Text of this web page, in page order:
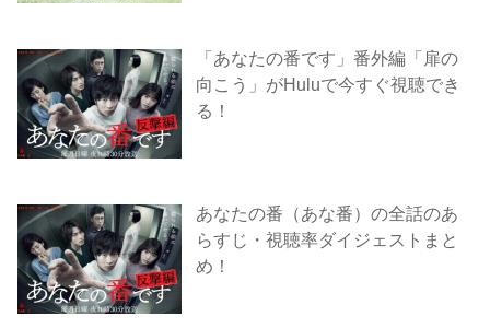
「あなたの番です」番外編「扉の
向こう」がHuluで今すぐ視聴でき
る！
あなたの番（あな番）の全話のあ
らすじ・視聴率ダイジェストまと
め！